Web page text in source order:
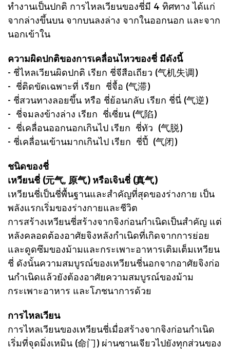
ทำงานเป็นปกติ การไหลเวียนของชี่มี 4 ทิศทาง ได้แก่
จากล่างขึ้นบน จากบนลงล่าง จากในออกนอก และจาก
นอกเข้าใน
ความผิดปกติของการเคลื่อนไหวของชี่ มีดังนี้
- ชี่ไหลเวียนผิดปกติ เรียก ชี่จีสือเถียว (气机失调)
- ชี่ติดขัดเฉพาะที่ เรียก ชี่จื้อ (气滞)
- ชี่สวนทางลอยขึ้น หรือ ชี่ย้อนกลับ เรียก ชี่นี่ (气逆)
- ชี่จมลงข้างล่าง เรียก ชี่เซี่ยน (气陷)
- ชี่เคลื่อนออกนอกเกินไป เรียก ชี่ทัว (气脱)
- ชี่เคลื่อนเข้านมากเกินไป เรียก ชี่ปี้ (气闭)
ชนิดของชี่
เหวียนชี่ (元气, 原气) หรือเจินชี่ (真气)
เหวียนชี่เป็นชี่พื้นฐานและสำคัญที่สุดของร่างกาย เป็น
พลังแรกเริ่มของร่างกายและชีวิต
การสร้างเหวียนชี่สร้างจากจิงก่อนกำเนิดเป็นสำคัญ แต่
หลังคลอดต้องอาศัยจิงหลังกำเนิดที่เกิดจากการย่อย
และดูดซึมของม้ามและกระเพาะอาหารเติมเต็มเหวียน
ชี่ ดังนั้นความสมบูรณ์ของเหวียนชี่นอกจากอาศัยจิงก่อ
นกำเนิดแล้วยังต้องอาศัยความสมบูรณ์ของม้าม
กระเพาะอาหาร และโภชนาการด้วย
การไหลเวียน
การไหลเวียนของเหวียนชี่เมื่อสร้างจากจิงก่อนกำเนิด
เริ่มที่จุดมิ่งเหมิน (命门) ผ่านซานเจียวไปยังทุกส่วนของ